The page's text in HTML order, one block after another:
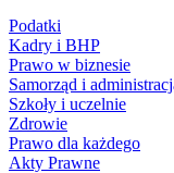
Podatki
Kadry i BHP
Prawo w biznesie
Samorząd i
Szkoły i uczelnie
Zdrowie
Prawo dla każdego
Akty Prawne